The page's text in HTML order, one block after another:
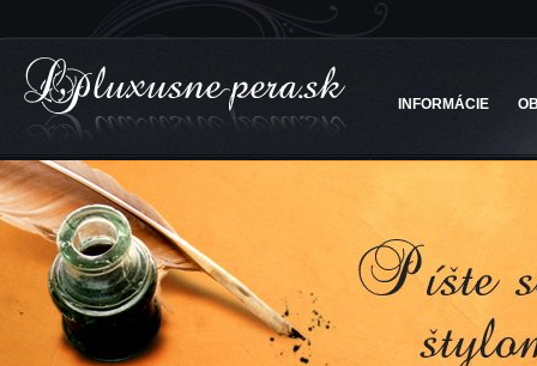
INFORMÁCIE